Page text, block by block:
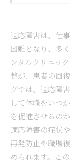
適応障害は、仕
困難となり、多
ンタルクリニッ
整が、患者の回
グでは、適応障
して休職をいつ
を促進させるの
適応障害の症状
再発防止や職場
められます。こ